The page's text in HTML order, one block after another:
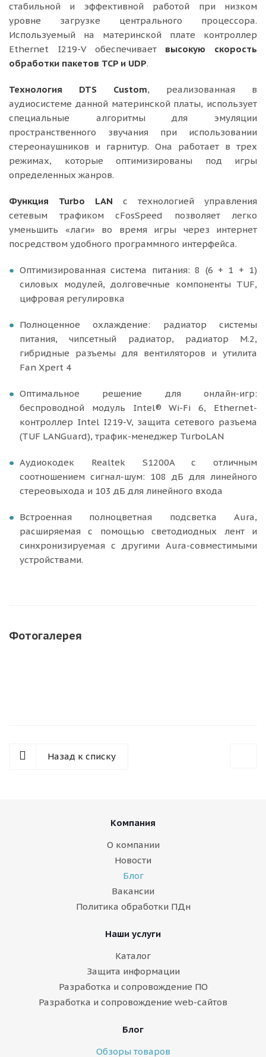
стабильной и эффективной работой при низком
уровне загрузке центрального процессора.
Используемый на материнской плате контроллер
Ethernet I219-V обеспечивает высокую скорость
обработки пакетов TCP и UDP.
Технология DTS Custom, реализованная в
аудиосистеме данной материнской платы, использует
специальные алгоритмы для эмуляции
пространственного звучания при использовании
стереонаушников и гарнитур. Она работает в трех
режимах, которые оптимизированы под игры
определенных жанров.
Функция Turbo LAN с технологией управления
сетевым трафиком cFosSpeed позволяет легко
уменьшить «лаги» во время игры через интернет
посредством удобного программного интерфейса.
Оптимизированная система питания: 8 (6 + 1 + 1)
силовых модулей, долговечные компоненты TUF,
цифровая регулировка
Полноценное охлаждение: радиатор системы
питания, чипсетный радиатор, радиатор M.2,
гибридные разъемы для вентиляторов и утилита
Fan Xpert 4
Оптимальное решение для онлайн-игр:
беспроводной модуль Intel® Wi-Fi 6, Ethernet-
контроллер Intel I219-V, защита сетевого разъема
(TUF LANGuard), трафик-менеджер TurboLAN
Аудиокодек Realtek S1200A с отличным
соотношением сигнал-шум: 108 дБ для линейного
стереовыхода и 103 дБ для линейного входа
Встроенная полноцветная подсветка Aura,
расширяемая с помощью светодиодных лент и
синхронизируемая с другими Aura-совместимыми
устройствами.
Фотогалерея
Назад к списку
Компания
О компании
Новости
Блог
Вакансии
Политика обработки ПДн
Наши услуги
Каталог
Защита информации
Разработка и сопровождение ПО
Разработка и сопровождение web-сайтов
Блог
Обзоры товаров